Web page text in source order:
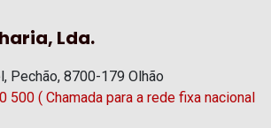
Lda.
Pechão, 8700-179 Olhão
500 ( Chamada para a rede fixa nacional